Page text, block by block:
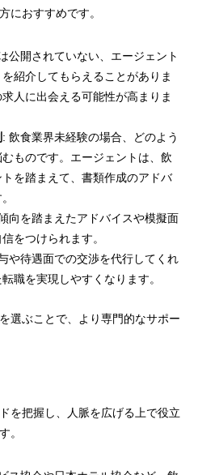
におすすめです。
公開されていない、エージェント
紹介してもらえることがありま
人に出会える可能性が高まりま
: 飲食業界未経験の場合、どのよう
ものです。エージェントは、飲
を踏まえて、書類作成のアドバ
向を踏まえたアドバイスや模擬面
をつけられます。
や待遇面での交渉を代行してくれ
職を実現しやすくなります。
選ぶことで、より専門的なサポー
を把握し、人脈を広げる上で役立
。